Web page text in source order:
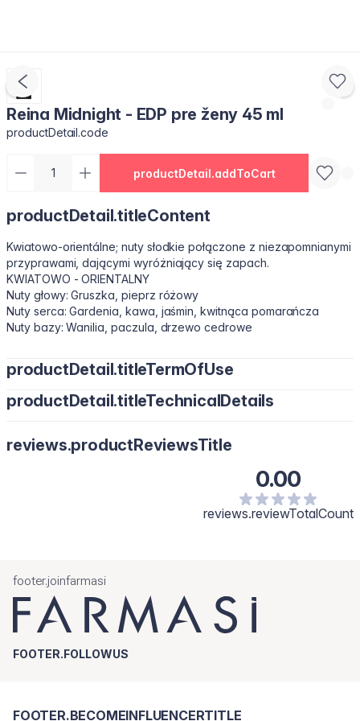
Reina Midnight - EDP pre ženy 45 ml
productDetail.code
productDetail.addToCart
productDetail.titleContent
Kwiatowo-orientálne; nuty słodkie połączone z niezapomnianymi
przyprawami, dającymi wyróżniający się zapach.
KWIATOWO - ORIENTALNY
Nuty głowy: Gruszka, pieprz różowy
Nuty serca: Gardenia, kawa, jaśmin, kwitnąca pomarańcza
Nuty bazy: Wanilia, paczula, drzewo cedrowe
productDetail.titleTermOfUse
productDetail.titleTechnicalDetails
Glycol Benzyl Salicylate, Cinnamyl Alcohol, Citral, Citronellol,
reviews.productReviewsTitle
0.00
reviews.reviewTotalCount
footer.joinfarmasi
FOOTER.FOLLOWUS
FOOTER.BECOMEINFLUENCERTITLE